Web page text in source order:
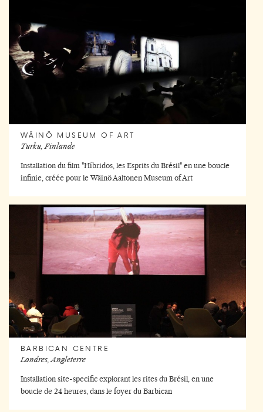
WÄINÖ MUSEUM OF ART
Turku, Finlande
Installation du film "Híbridos, les Esprits du Brésil" en une boucle
infinie, créée pour le Wäinö Aaltonen Museum of Art
BARBICAN CENTRE
Londres, Angleterre
Installation site-specific explorant les rites du Brésil, en une
boucle de 24 heures, dans le foyer du Barbican